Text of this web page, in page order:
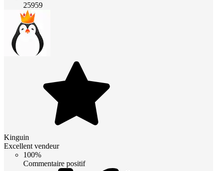
25959
Kinguin
Excellent vendeur
100%
Commentaire positif